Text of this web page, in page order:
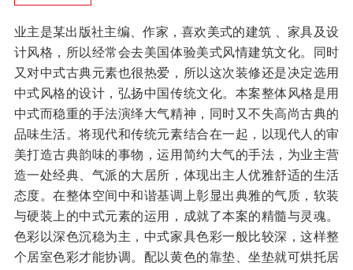
业主是某出版社主编、作家，喜欢美式的建筑 、家具及设
计风格，所以经常会去美国体验美式风情建筑文化。同时
又对中式古典元素也很热爱，所以这次装修还是决定选用
中式风格的设计，弘扬中国传统文化。本案整体风格是用
中式而稳重的手法演绎大气精神，同时又不失高尚古典的
品味生活。将现代和传统元素结合在一起，以现代人的审
美打造古典韵味的事物，运用简约大气的手法，为业主营
造一处经典、气派的大居所，体现出主人优雅舒适的生活
态度。在整体空间中和谐基调上彰显出典雅的气质，软装
与硬装上的中式元素的运用，成就了本案的精髓与灵魂。
色彩以深色沉稳为主，中式家具色彩一般比较深，这样整
个居室色彩才能协调。配以黄色的靠垫、坐垫就可烘托居